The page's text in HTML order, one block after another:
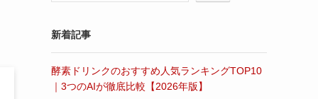
新着記事
酵素ドリンクのおすすめ人気ランキングTOP10
｜3つのAIが徹底比較【2026年版】